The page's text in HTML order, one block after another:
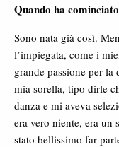
Quando ha
Sono nata già così.
l’impiegata, come i
grande passione per
mia sorella, tipo dirle
danza e mi aveva
era vero niente, era un
stato bellissimo far